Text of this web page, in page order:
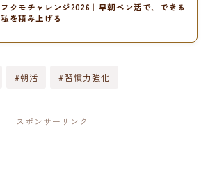
フクモチャレンジ2026｜早朝ペン活で、できる
私を積み上げる
#朝活 #習慣力強化
スポンサーリンク